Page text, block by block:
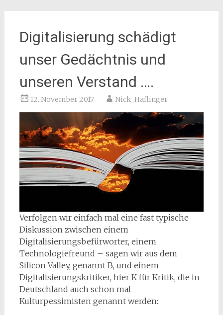
Digitalisierung schädigt
unser Gedächtnis und
unseren Verstand ….
12. November 2017 Nick_Haflinger
Verfolgen wir einfach mal eine fast typische
Diskussion zwischen einem
Digitalisierungsbefürworter, einem
Technologiefreund – sagen wir aus dem
Silicon Valley, genannt B, und einem
Digitalisierungskritiker, hier K für Kritik, die in
Deutschland auch schon mal
Kulturpessimisten genannt werden: